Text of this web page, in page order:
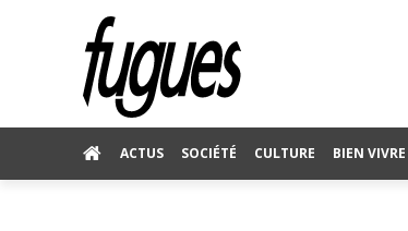
ACTUS SOCIÉTÉ CULTURE BIEN VIVRE